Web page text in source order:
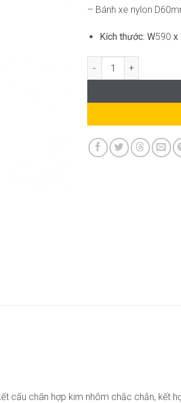
– Bánh xe nylon
Kích thước: W590 x
Ghế Làm Việc DF-
cấu chân hợp kim nhôm chắc chắn,